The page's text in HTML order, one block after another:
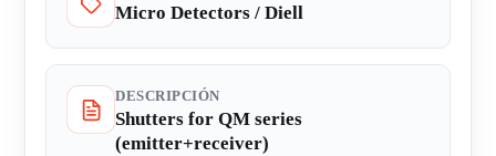
Micro Detectors / Diell
DESCRIPCIÓN
Shutters for QM series
(emitter+receiver)